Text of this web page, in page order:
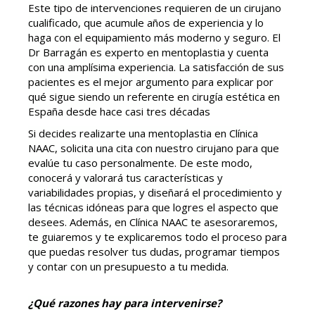
Este tipo de intervenciones requieren de un cirujano
cualificado, que acumule años de experiencia y lo
haga con el equipamiento más moderno y seguro. El
Dr Barragán es experto en mentoplastia y cuenta
con una amplísima experiencia. La satisfacción de sus
pacientes es el mejor argumento para explicar por
qué sigue siendo un referente en cirugía estética en
España desde hace casi tres décadas
Si decides realizarte una mentoplastia en Clínica
NAAC, solicita una cita con nuestro cirujano para que
evalúe tu caso personalmente. De este modo,
conocerá y valorará tus características y
variabilidades propias, y diseñará el procedimiento y
las técnicas idóneas para que logres el aspecto que
desees. Además, en Clínica NAAC te asesoraremos,
te guiaremos y te explicaremos todo el proceso para
que puedas resolver tus dudas, programar tiempos
y contar con un presupuesto a tu medida.
¿Qué razones hay para intervenirse?